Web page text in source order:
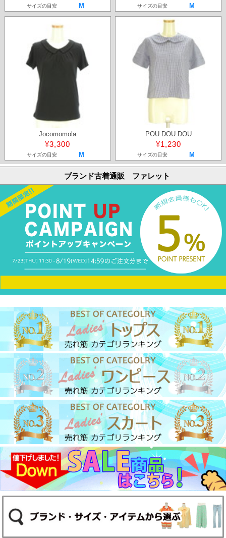
サイズの目安 M サイズの目安 M
Jocomomola
¥3,300
サイズの目安 M
POU DOU DOU
¥1,230
サイズの目安 M
ブランド古着通販 ファレット